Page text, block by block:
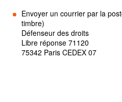
Envoyer un courrier par la
timbre)
Défenseur des droits
Libre réponse 71120
75342 Paris CEDEX 07